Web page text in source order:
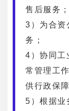
售后服务；
3）为合资
务；
4）协同工
常管理工
供行政保
5）根据业